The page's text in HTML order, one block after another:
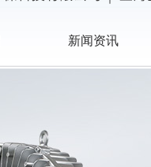
新闻资讯